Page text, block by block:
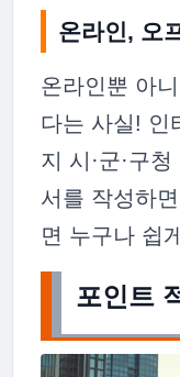
온라인, 오
온라인뿐 아
다는 사실! 인
지 시·군·구
서를 작성하
면 누구나 쉽
포인트